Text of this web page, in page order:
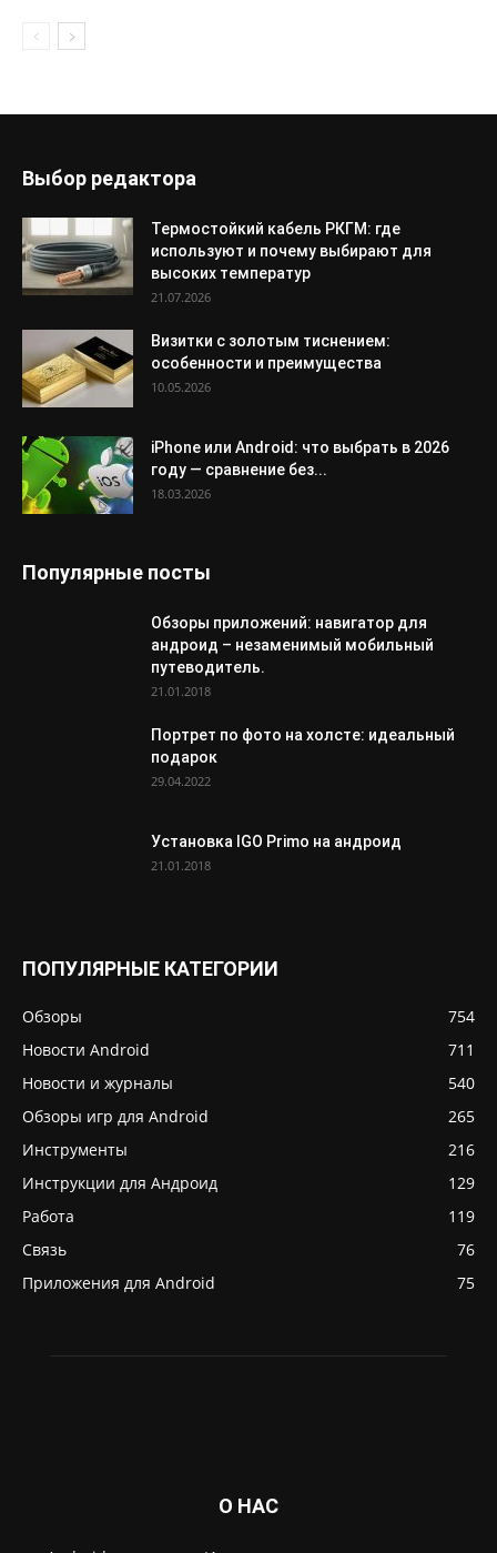
Выбор редактора
Термостойкий кабель РКГМ: где
используют и почему выбирают для
высоких температур
21.07.2026
Визитки с золотым тиснением:
особенности и преимущества
10.05.2026
iPhone или Android: что выбрать в 2026
году — сравнение без...
18.03.2026
Популярные посты
Обзоры приложений: навигатор для
андроид – незаменимый мобильный
путеводитель.
21.01.2018
Портрет по фото на холсте: идеальный
подарок
29.04.2022
Установка IGO Primo на андроид
21.01.2018
ПОПУЛЯРНЫЕ КАТЕГОРИИ
Обзоры
754
Новости Android
711
Новости и журналы
540
Обзоры игр для Android
265
Инструменты
216
Инструкции для Андроид
129
Работа
119
Связь
76
Приложения для Android
75
О НАС